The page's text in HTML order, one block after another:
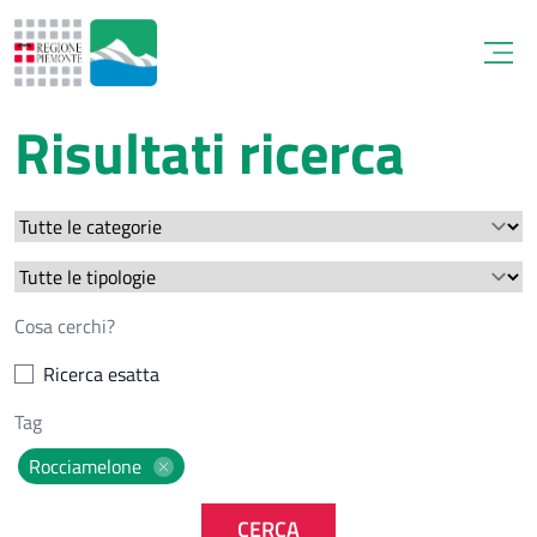
Risultati ricerca
Ricerca esatta
Rocciamelone
CERCA